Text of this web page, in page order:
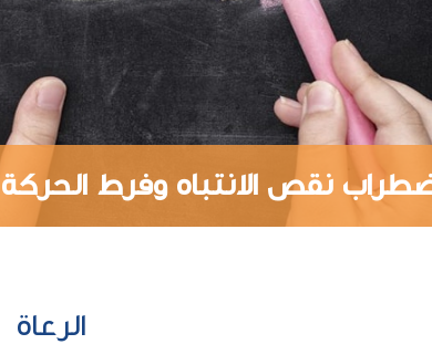
نقص الانتباه وفرط الحركة
الرعاة